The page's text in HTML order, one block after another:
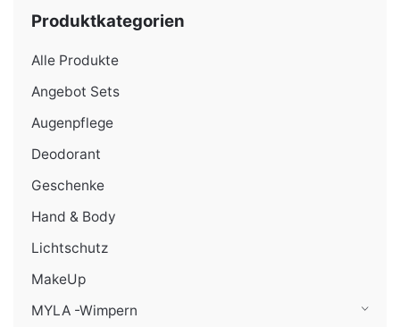
Produktkategorien
Alle Produkte
Angebot Sets
Augenpflege
Deodorant
Geschenke
Hand & Body
Lichtschutz
MakeUp
MYLA -Wimpern